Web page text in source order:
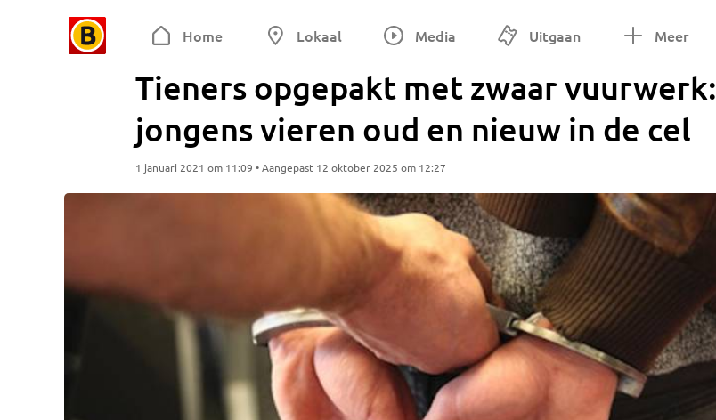
Home Lokaal Media Uitgaan Meer
Tieners opgepakt met zwaar vuurwerk:
jongens vieren oud en nieuw in de cel
1 januari 2021 om 11:09 • Aangepast 12 oktober 2025 om 12:27